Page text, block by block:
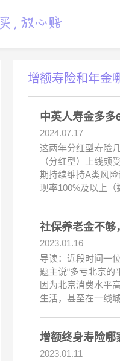
增额寿险和年金
中英人寿金多多
2024.07.17
这两年分红型寿险
（分红型）上线颇
期持续维持A类风
现率100%及以上
社保养老金不够
2023.01.16
导读：近段时间一
题主说“多亏北京的
因为北京消费水平
生活，甚至在一线
增额终身寿险哪
2023.01.11